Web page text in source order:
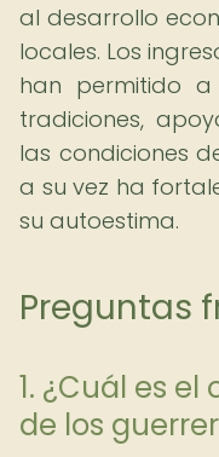
al desarrollo
locales. Los
han permitido a
tradiciones,
las condiciones
a su vez ha
su autoestima.
Preguntas
1. ¿Cuál es
de los